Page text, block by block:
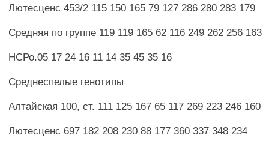
Лютесценс 453/2 115 150 165 79 127 286 280 283 179
Средняя по группе 119 119 165 62 116 249 262 256 163
НСРо.05 17 24 16 11 14 35 45 35 16
Среднеспелые генотипы
Алтайская 100, ст. 111 125 167 65 117 269 223 246 160
Лютесценс 697 182 208 230 88 177 360 337 348 234